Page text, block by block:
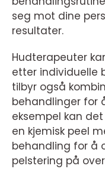
seg mot dine
resultater.
Hudterapeuter
etter individuelle
tilbyr også
behandlinger for
eksempel kan
en kjemisk peel
behandling for å
pelstering på